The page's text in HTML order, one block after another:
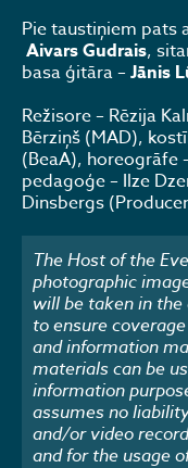
Pie taustiņiem pats
Aivars Gudrais,
basa ģitāra –Jānis
Režisore – Rēzija
Bērziņš (MAD),
(BeaA), horeogrāfe
pedagoģe – Ilze
Dinsbergs
The Host of the
photographic
will be taken in
to ensure
and information
materials can be
information
assumes no
and/or video
and for the usage